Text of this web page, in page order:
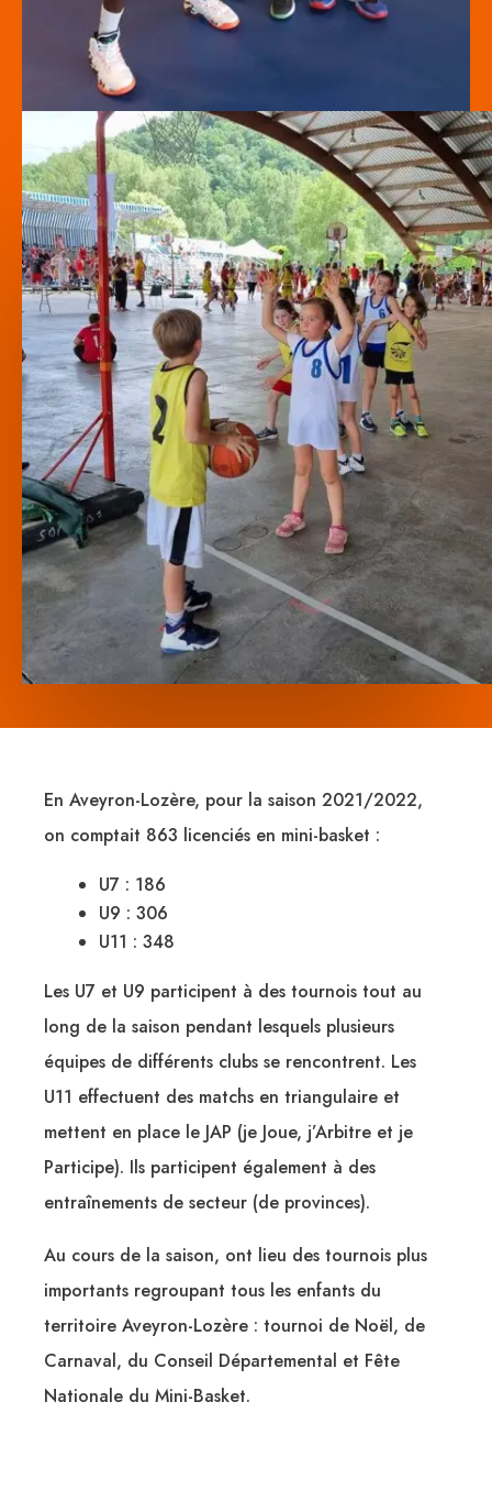
En Aveyron-Lozère, pour la saison 2021/2022,
on comptait 863 licenciés en mini-basket :
U7 : 186
U9 : 306
U11 : 348
Les U7 et U9 participent à des tournois tout au
long de la saison pendant lesquels plusieurs
équipes de différents clubs se rencontrent. Les
U11 effectuent des matchs en triangulaire et
mettent en place le JAP (je Joue, j’Arbitre et je
Participe). Ils participent également à des
entraînements de secteur (de provinces).
Au cours de la saison, ont lieu des tournois plus
importants regroupant tous les enfants du
territoire Aveyron-Lozère : tournoi de Noël, de
Carnaval, du Conseil Départemental et Fête
Nationale du Mini-Basket.